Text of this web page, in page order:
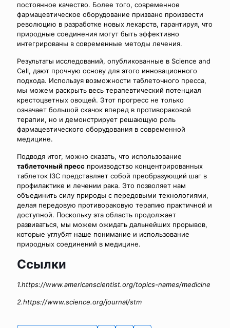
постоянное качество. Более того, современное
фармацевтическое оборудование призвано произвести
революцию в разработке новых лекарств, гарантируя, что
природные соединения могут быть эффективно
интегрированы в современные методы лечения.
Результаты исследований, опубликованные в Science and
Cell, дают прочную основу для этого инновационного
подхода. Используя возможности таблеточного пресса,
мы можем раскрыть весь терапевтический потенциал
крестоцветных овощей. Этот прогресс не только
означает большой скачок вперед в противораковой
терапии, но и демонстрирует решающую роль
фармацевтического оборудования в современной
медицине.
Подводя итог, можно сказать, что использование
таблеточный пресс производство концентрированных
таблеток I3C представляет собой преобразующий шаг в
профилактике и лечении рака. Это позволяет нам
объединить силу природы с передовыми технологиями,
делая передовую противораковую терапию практичной и
доступной. Поскольку эта область продолжает
развиваться, мы можем ожидать дальнейших прорывов,
которые углубят наше понимание и использование
природных соединений в медицине.
Ссылки
1.https://www.americanscientist.org/topics-names/medicine
2.https://www.science.org/journal/stm